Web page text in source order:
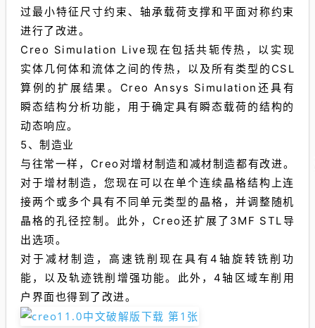
过最小特征尺寸约束、轴承载荷支撑和平面对称约束
进行了改进。
Creo Simulation Live现在包括共轭传热，以实现
实体几何体和流体之间的传热，以及所有类型的CSL
算例的扩展结果。Creo Ansys Simulation还具有
瞬态结构分析功能，用于确定具有瞬态载荷的结构的
动态响应。
5、制造业
与往常一样，Creo对增材制造和减材制造都有改进。
对于增材制造，您现在可以在单个连续晶格结构上连
接两个或多个具有不同单元类型的晶格，并调整随机
晶格的孔径控制。此外，Creo还扩展了3MF STL导
出选项。
对于减材制造，高速铣削现在具有4轴旋转铣削功
能，以及轨迹铣削增强功能。此外，4轴区域车削用
户界面也得到了改进。